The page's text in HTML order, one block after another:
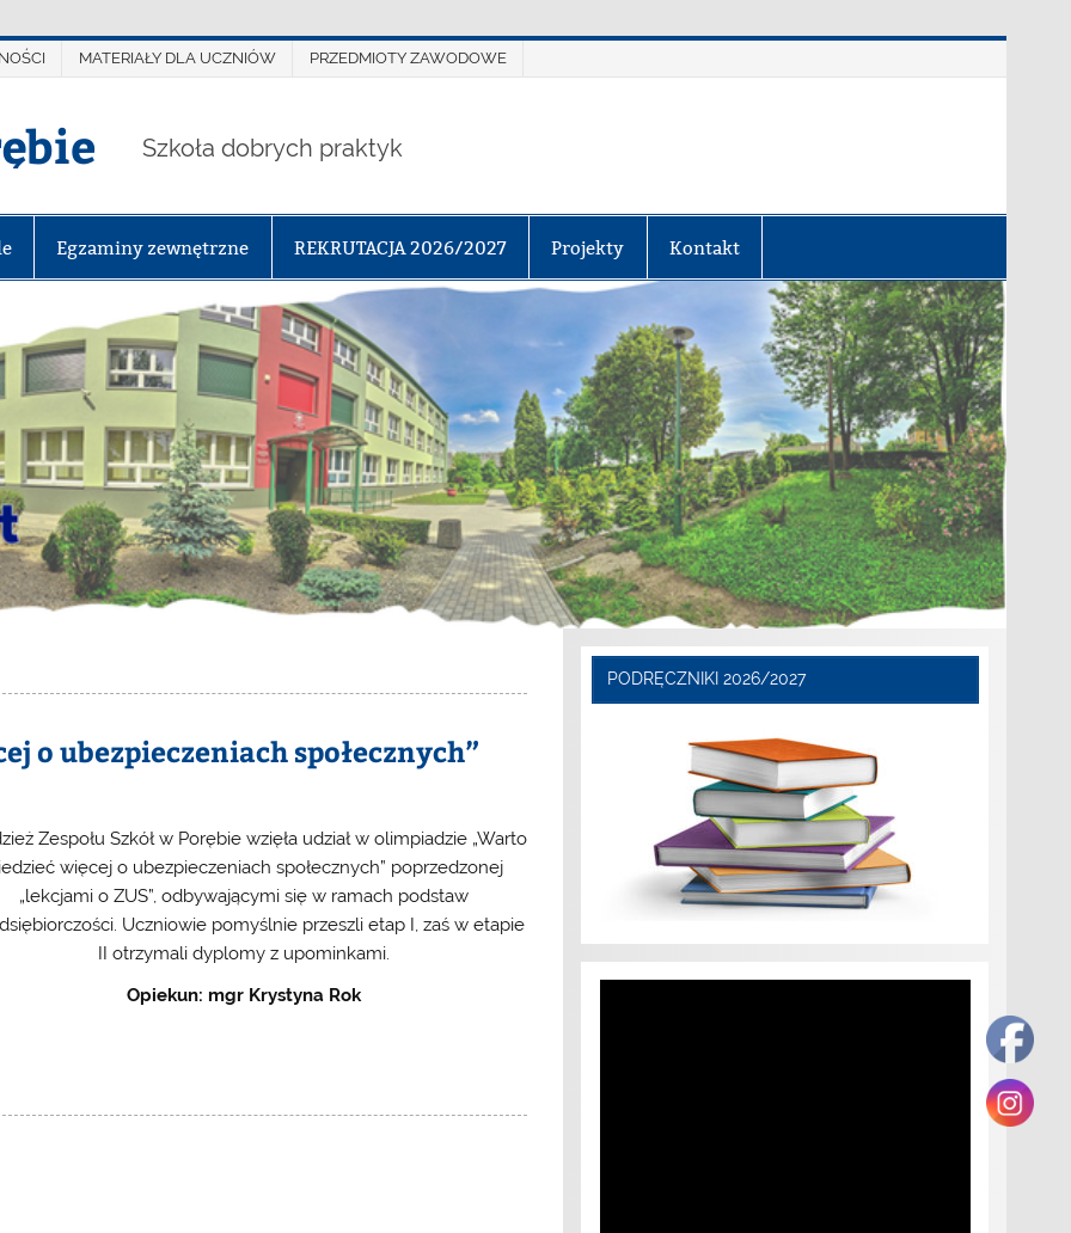
MATERIAŁY DLA UCZNIÓW PRZEDMIOTY ZAWODOWE
Szkoła dobrych praktyk
Egzaminy zewnętrzne REKRUTACJA 2026/2027 Projekty Kontakt
o ubezpieczeniach społecznych”
Zespołu Szkół w Porębie wzięła udział w olimpiadzie „Warto
więcej o ubezpieczeniach społecznych” poprzedzonej
„lekcjami o ZUS”, odbywającymi się w ramach podstaw
Uczniowie pomyślnie przeszli etap I, zaś w etapie
II otrzymali dyplomy z upominkami.
Opiekun: mgr Krystyna Rok
PODRĘCZNIKI 2026/2027